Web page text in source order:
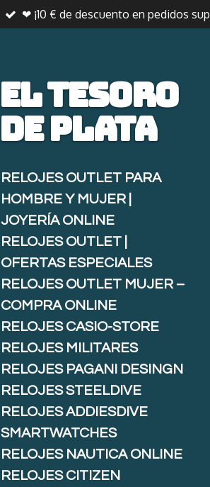
❤ ¡10 € de descuento en pedidos
El tesoro
deplata
RELOJES OUTLET PARA
HOMBRE Y MUJER |
JOYERÍA ONLINE
RELOJES OUTLET |
OFERTAS ESPECIALES
RELOJES OUTLET MUJER –
COMPRA ONLINE
RELOJES CASIO-STORE
RELOJES MILITARES
RELOJES PAGANI DESINGN
RELOJES STEELDIVE
RELOJES ADDIESDIVE
SMARTWATCHES
RELOJES NAUTICA ONLINE
RELOJES CITIZEN